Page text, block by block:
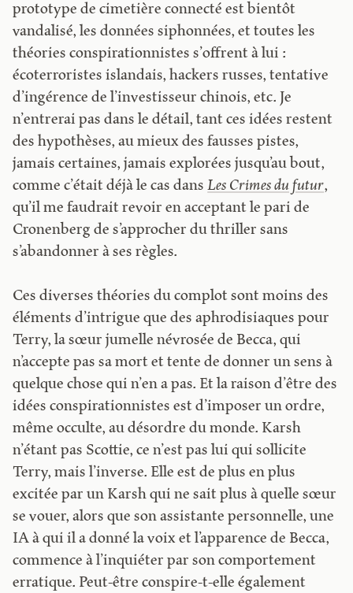
prototype de cimetière connecté est bientôt
vandalisé, les données siphonnées, et toutes les
théories conspirationnistes s’offrent à lui :
écoterroristes islandais, hackers russes, tentative
d’ingérence de l’investisseur chinois, etc. Je
n’entrerai pas dans le détail, tant ces idées restent
des hypothèses, au mieux des fausses pistes,
jamais certaines, jamais explorées jusqu’au bout,
comme c’était déjà le cas dansLes Crimes du futur,
qu’il me faudrait revoir en acceptant le pari de
Cronenberg de s’approcher du thriller sans
s’abandonner à ses règles.
Ces diverses théories du complot sont moins des
éléments d’intrigue que des aphrodisiaques pour
Terry, la sœur jumelle névrosée de Becca, qui
n’accepte pas sa mort et tente de donner un sens à
quelque chose qui n’en a pas. Et la raison d’être des
idées conspirationnistes est d’imposer un ordre,
même occulte, au désordre du monde. Karsh
n’étant pas Scottie, ce n’est pas lui qui sollicite
Terry, mais l’inverse. Elle est de plus en plus
excitée par un Karsh qui ne sait plus à quelle sœur
se vouer, alors que son assistante personnelle, une
IA à qui il a donné la voix et l’apparence de Becca,
commence à l’inquiéter par son comportement
erratique. Peut-être conspire-t-elle également